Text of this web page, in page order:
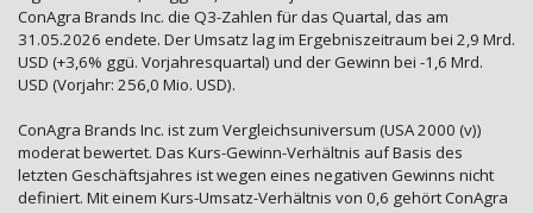
ConAgra Brands Inc. die Q3-Zahlen für das Quartal, das am
31.05.2026 endete. Der Umsatz lag im Ergebniszeitraum bei 2,9 Mrd.
USD (+3,6% ggü. Vorjahresquartal) und der Gewinn bei -1,6 Mrd.
USD (Vorjahr: 256,0 Mio. USD).
ConAgra Brands Inc. ist zum Vergleichsuniversum (USA 2000 (v))
moderat bewertet. Das Kurs-Gewinn-Verhältnis auf Basis des
letzten Geschäftsjahres ist wegen eines negativen Gewinns nicht
definiert. Mit einem Kurs-Umsatz-Verhältnis von 0,6 gehört ConAgra